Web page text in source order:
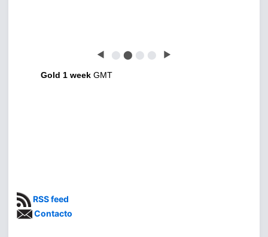
◀ ⬤ ⬤ ⬤ ⬤ ▶
Gold 1 week GMT
RSS feed
Contacto